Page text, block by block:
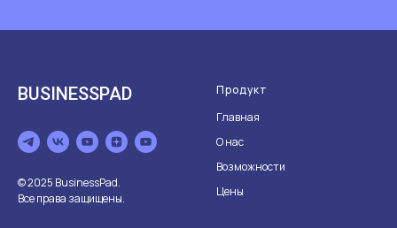
BUSINESSPAD
© 2025 BusinessPad.
Все права защищены.
Продукт
Главная
О нас
Возможности
Цены